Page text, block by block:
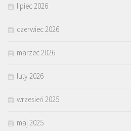
lipiec 2026
czerwiec 2026
marzec 2026
luty 2026
wrzesień 2025
maj 2025